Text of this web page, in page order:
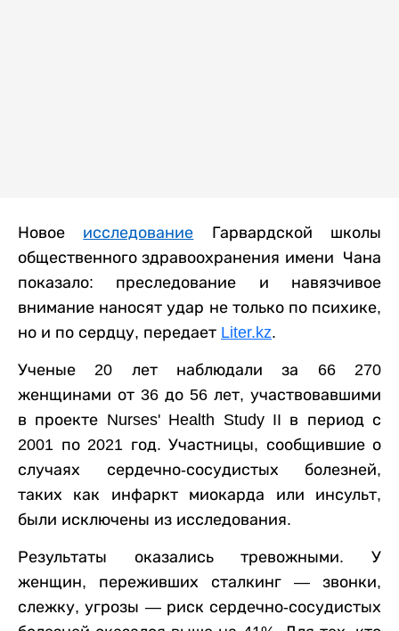
Новое исследование Гарвардской школы
общественного здравоохранения имени Чана
показало: преследование и навязчивое
внимание наносят удар не только по психике,
но и по сердцу, передает Liter.kz.
Ученые 20 лет наблюдали за 66 270
женщинами от 36 до 56 лет, участвовавшими
в проекте Nurses' Health Study II в период с
2001 по 2021 год. Участницы, сообщившие о
случаях сердечно-сосудистых болезней,
таких как инфаркт миокарда или инсульт,
были исключены из исследования.
Результаты оказались тревожными. У
женщин, переживших сталкинг — звонки,
слежку, угрозы — риск сердечно-сосудистых